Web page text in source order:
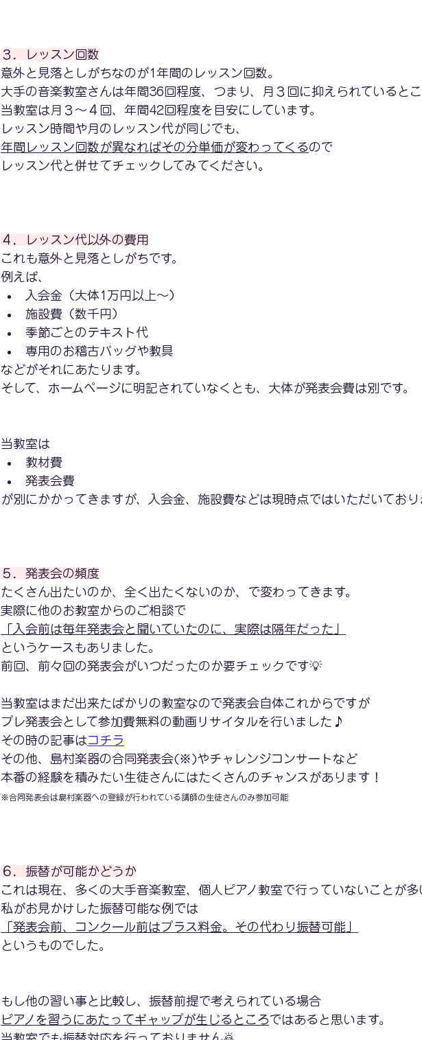
３．レッスン回数
意外と見落としがちなのが1年間のレッスン回数。
大手の音楽教室さんは年間36回程度、つまり、月３回に抑えられていると
当教室は月３～４回、年間42回程度を目安にしています。
レッスン時間や月のレッスン代が同じでも、
年間レッスン回数が異なればその分単価が変わってくるので
レッスン代と併せてチェックしてみてください。
４．レッスン代以外の費用
これも意外と見落としがちです。
例えば、
入会金（大体1万円以上～）
施設費（数千円）
季節ごとのテキスト代
専用のお稽古バッグや教具
などがそれにあたります。
そして、ホームページに明記されていなくとも、大体が発表会費は別です。
当教室は
教材費
発表会費
が別にかかってきますが、入会金、施設費などは現時点ではいただいてお
５．発表会の頻度
たくさん出たいのか、全く出たくないのか、で変わってきます。
実際に他のお教室からのご相談で
「入会前は毎年発表会と聞いていたのに、実際は隔年だった」
というケースもありました。
前回、前々回の発表会がいつだったのか要チェックです💡
当教室はまだ出来たばかりの教室なので発表会自体これからですが
プレ発表会として参加費無料の動画リサイタルを行いました♪
その時の記事はコチラ
その他、島村楽器の合同発表会(※)やチャレンジコンサートなど
本番の経験を積みたい生徒さんにはたくさんのチャンスがあります！
※合同発表会は島村楽器への登録が行われている講師の生徒さんのみ参加可能
６．振替が可能かどうか
これは現在、多くの大手音楽教室、個人ピアノ教室で行っていないことが多
私がお見かけした振替可能な例では
「発表会前、コンクール前はプラス料金。その代わり振替可能」
というものでした。
もし他の習い事と比較し、振替前提で考えられている場合
ピアノを習うにあたってギャップが生じるところではあると思います。